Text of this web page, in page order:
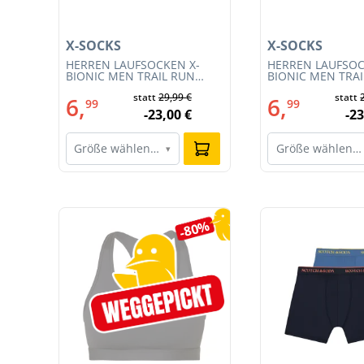
HERREN LAUFSOCKEN X-
BIONIC MEN TRAIL RUN
R019)
X-SOCKS
6,99 statt29,99 €
-23,00 €
Größe wählen… ▾
HERREN
BIONIC MEN
011)
X-SOCKS
6,99 statt
-
Größe wählen…
Produktgalerie überspringen
-80%